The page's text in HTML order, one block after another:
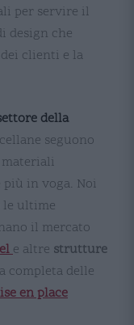
per servire il
design che
clienti e la
della
seguono
in voga. Noi
le ultime
il mercato
e altre strutture
completa delle
en place